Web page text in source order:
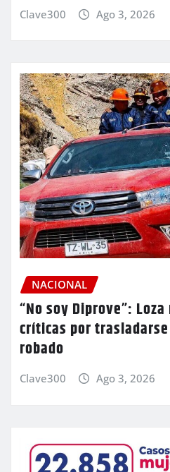
Clave300 Ago 3, 2026
NACIONAL
“No soy Diprove”:
críticas por
robado
Clave300 Ago 3, 2026